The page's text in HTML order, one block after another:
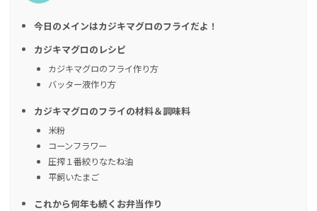
今日のメインはカジキマグロのフライだよ！
カジキマグロのレシピ
カジキマグロのフライ作り方
バッター液作り方
カジキマグロのフライの材料＆調味料
米粉
コーンフラワー
圧搾１番絞りなたね油
平飼いたまご
これから何年も続くお弁当作り